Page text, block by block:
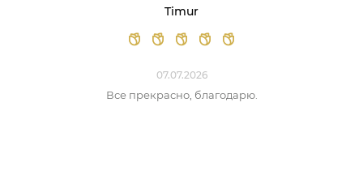
Timur
07.07.2026
Все прекрасно, благодарю.